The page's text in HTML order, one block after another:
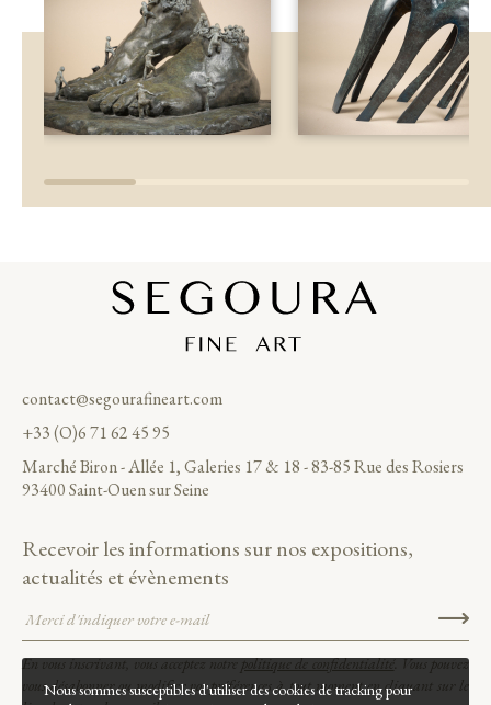
Nous sommes susceptibles d'utiliser des cookies de tracking pour
Recevoir les informations sur nos expositions,
actualités et évènements
En vous inscrivant, vous acceptez notrepolitique de confidentialité. Vous pouvez
vous désabonner ou modifier vos préférences à tout moment en cliquant sur le
contact@segourafineart.com
+33 (O)6 71 62 45 95
Marché Biron - Allée 1, Galeries 17 & 18 - 83-85 Rue des Rosiers
93400 Saint-Ouen sur Seine